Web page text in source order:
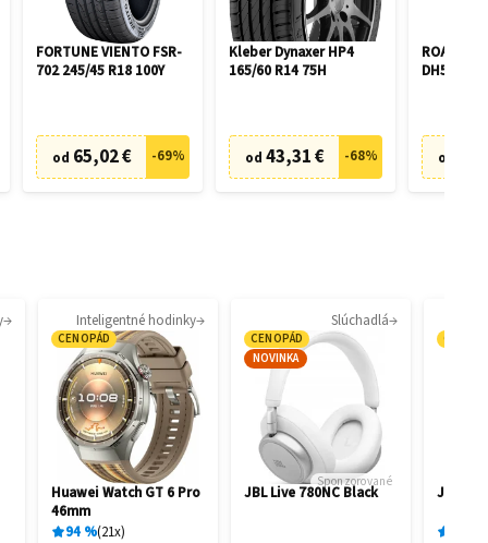
FORTUNE VIENTO FSR-
702 245/45 R18 100Y
od 65,02 € -69%
Kleber Dynaxer HP4
165/60 R14 75H
od 43,31 € -68%
ROADX
DH51
od
Inteligentné hodinky
CENOPÁD
Huawei Watch GT 6 Pro
46mm
94% 21x
Slúchadlá
CENOPÁD
NOVINKA
Sponzorované
JBL Live 780NC Black
JBL